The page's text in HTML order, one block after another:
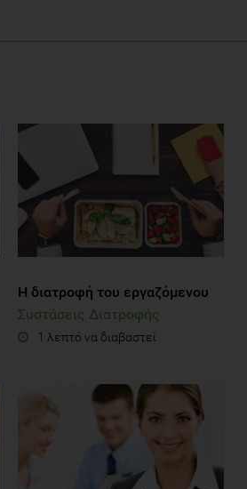
Η διατροφή του εργαζόμενου
Συστάσεις Διατροφής
1 λεπτό να διαβαστεί